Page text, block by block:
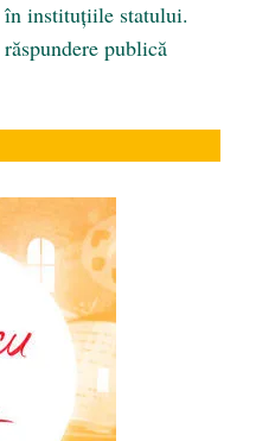
în instituțiile statului.
publică